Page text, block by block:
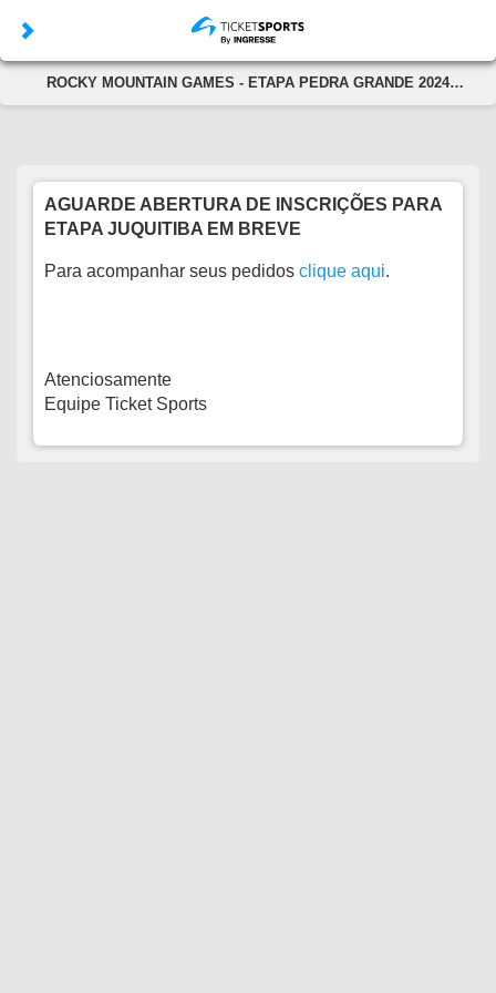
ROCKY MOUNTAIN GAMES - ETAPA PEDRA GRANDE 2024
AGUARDE ABERTURA DE INSCRIÇÕES PARA
ETAPA JUQUITIBA EM BREVE
Para acompanhar seus pedidos clique aqui.
Atenciosamente
Equipe Ticket Sports